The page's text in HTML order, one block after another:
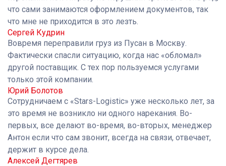
что сами занимаются оформлением документов, так
что мне не приходится в это лезть.
Сергей Кудрин
Вовремя переправили груз из Пусан в Москву.
Фактически спасли ситуацию, когда нас «обломал»
другой поставщик. С тех пор пользуемся услугами
только этой компании.
Юрий Болотов
Сотрудничаем с «Stars-Logistic» уже несколько лет, за
это время не возникло ни одного нарекания. Во-
первых, все делают во-время, во-вторых, менеджер
Антон если что сам звонит, всегда на связи, отвечает,
держит в курсе дела.
Алексей Дегтярев